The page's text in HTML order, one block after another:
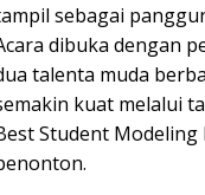
sebagai
dibuka dengan
talenta muda
kuat melalui
Student Modeling